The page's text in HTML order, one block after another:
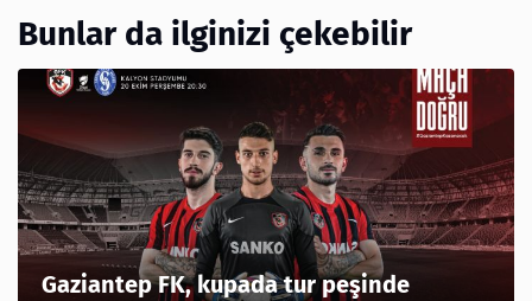
Bunlar da ilginizi çekebilir
Gaziantep FK, kupada tur peşinde